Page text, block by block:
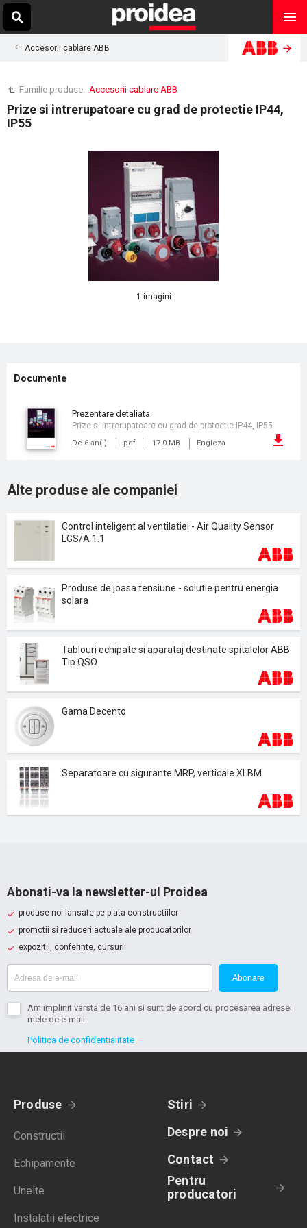
Accesorii cablare ABB
Familie produse: Accesorii cablare ABB
Prize si intrerupatoare cu grad de protectie IP44,
IP55
1 imagini
Documente
prezentare detaliata
De 6 an(i) pdf 17.0 MB Engleza
Prize si intrerupatoare cu grad de protectie IP44, IP55
Alte produse ale companiei
Control inteligent al ventilatiei - Air Quality Sensor
LGS/A 1.1
Produse de joasa tensiune - solutie pentru energia
solara
Tablouri echipate si aparataj destinate spitalelor ABB
Tip QSO
Gama Decento
Separatoare cu sigurante MRP, verticale XLBM
Abonati-va la newsletter-ul Proidea
produse noi lansate pe piata constructiilor
promotii si reduceri actuale ale producatorilor
expozitii, conferinte, cursuri
Abonare
Am implinit varsta de 16 ani si sunt de acord cu procesarea adresei
mele de e-mail.
Politica de confidentialitate
Produse
Constructii
Echipamente
Unelte
Instalatii electrice
Stiri
Despre noi
Contact
Pentru
producatori